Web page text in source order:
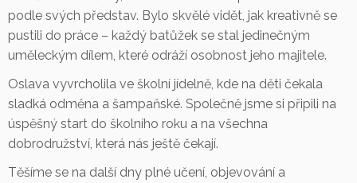
podle svých představ. Bylo skvělé vidět, jak kreativně se
pustili do práce – každý batůžek se stal jedinečným
uměleckým dílem, které odráží osobnost jeho majitele.
Oslava vyvrcholila ve školní jídelně, kde na děti čekala
sladká odměna a šampaňské. Společně jsme si připili na
úspěšný start do školního roku a na všechna
dobrodružství, která nás ještě čekají.
Těšíme se na další dny plné učení, objevování a